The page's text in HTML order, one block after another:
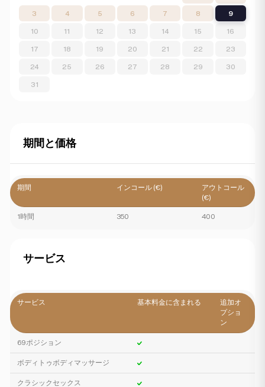
3 4 5 6 7 8 9
10 11 12 13 14 15 16
17 18 19 20 21 22 23
24 25 26 27 28 29 30
31
期間と価格
期間 インコール (€)
アウトコール
(€)
1時間 350 400
サービス
サービス 基本料金に含まれる
追加オ
プショ
ン
69ポジション
ボディトゥボディマッサージ
クラシックセックス